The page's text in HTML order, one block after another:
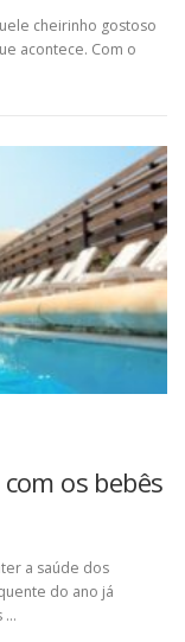
cheirinho gostoso
acontece. Com o
os bebês
a saúde dos
do ano já
…